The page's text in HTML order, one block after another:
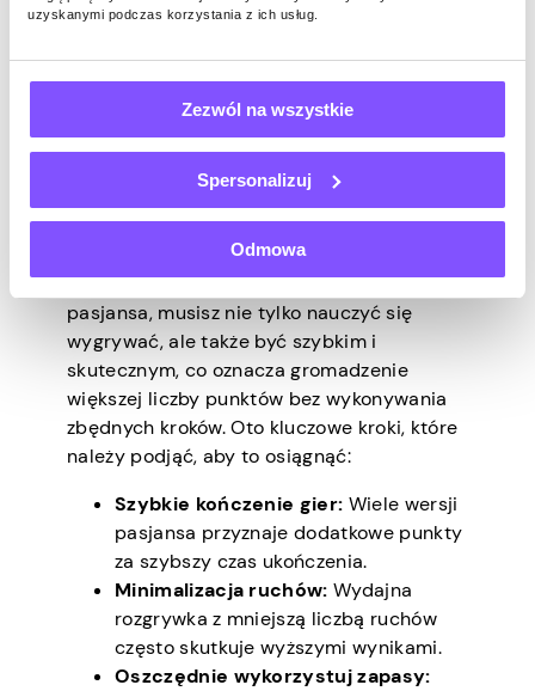
uzyskanymi podczas korzystania z ich usług.
Zezwól na wszystkie
Spersonalizuj
Odmowa
tableau i ułożyć kolumny bez
Sztuczki, które
poprawią Twój wynik
w pasjansie
Jeśli chcesz stać się lepszy w grze w
pasjansa, musisz nie tylko nauczyć się
wygrywać, ale także być szybkim i
skutecznym, co oznacza gromadzenie
większej liczby punktów bez wykonywania
zbędnych kroków. Oto kluczowe kroki, które
należy podjąć, aby to osiągnąć:
Szybkie kończenie gier: Wiele wersji
pasjansa przyznaje dodatkowe punkty
za szybszy czas ukończenia.
Minimalizacja ruchów: Wydajna
rozgrywka z mniejszą liczbą ruchów
często skutkuje wyższymi wynikami.
Oszczędnie wykorzystuj zapasy: